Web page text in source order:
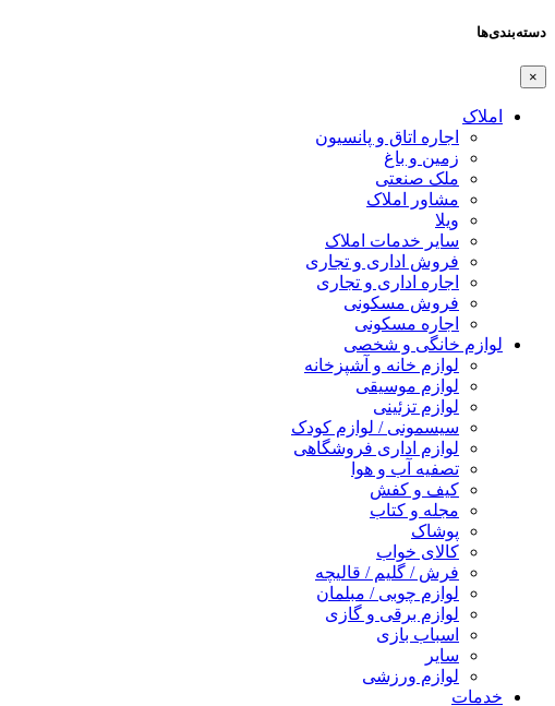
دسته‌بندی‌ها
×
املاک
اجاره اتاق و پانسیون
زمین و باغ
ملک صنعتی
مشاور املاک
ویلا
سایر خدمات املاک
فروش اداری و تجاری
اجاره اداری و تجاری
فروش مسکونی
اجاره مسکونی
لوازم خانگی و شخصی
لوازم خانه و آشپزخانه
لوازم موسیقی
لوازم تزئینی
سیسمونی / لوازم کودک
لوازم اداری فروشگاهی
تصفیه آب و هوا
کیف و کفش
مجله و کتاب
پوشاک
کالای خواب
فرش / گلیم / قالیچه
لوازم چوبی / مبلمان
لوازم برقی و گازی
اسباب بازی
سایر
لوازم ورزشی
خدمات